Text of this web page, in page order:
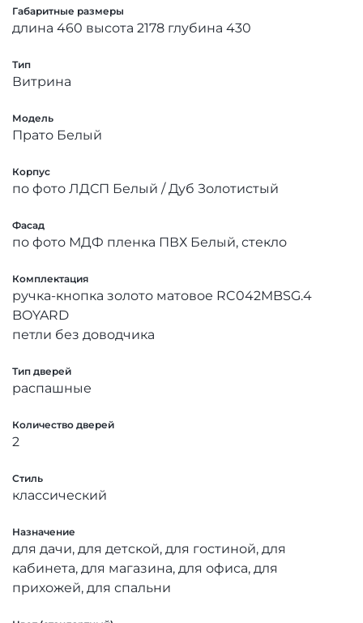
Габаритные размеры
длина 460 высота 2178 глубина 430
Тип
Витрина
Модель
Прато Белый
Корпус
по фото ЛДСП Белый / Дуб Золотистый
Фасад
по фото МДФ пленка ПВХ Белый, стекло
Комплектация
ручка-кнопка золото матовое RC042MBSG.4
BOYARD
петли без доводчика
Тип дверей
распашные
Количество дверей
2
Стиль
классический
Назначение
для дачи, для детской, для гостиной, для
кабинета, для магазина, для офиса, для
прихожей, для спальни